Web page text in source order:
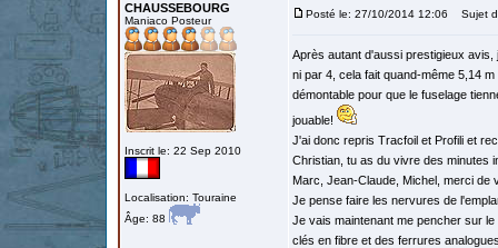
CHAUSSEBOURG
Maniaco Posteur
Inscrit le: 22 Sep 2010
Localisation: Touraine
Âge: 88
Posté le: 27/10/2014 12:06 Sujet
Après autant d'aussi prestigieux
ni par 4, cela fait quand-même 5,14
démontable pour que le fuselage
jouable!
J'ai donc repris Tracfoil et Profili et
Christian, tu as du vivre des minutes
Marc, Jean-Claude, Michel, merci de
Je pense faire les nervures de
Je vais maintenant me pencher sur
clés en fibre et des ferrures